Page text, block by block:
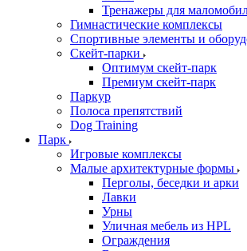
Тренажеры для
Гимнастические комплексы
Спортивные элементы и
Скейт-парки
Оптимум скейт-парк
Премиум скейт-парк
Паркур
Полоса препятствий
Dog Training
Парк
Игровые комплексы
Малые архитектурные формы
Перголы, беседки и арки
Лавки
Урны
Уличная мебель из HPL
Ограждения